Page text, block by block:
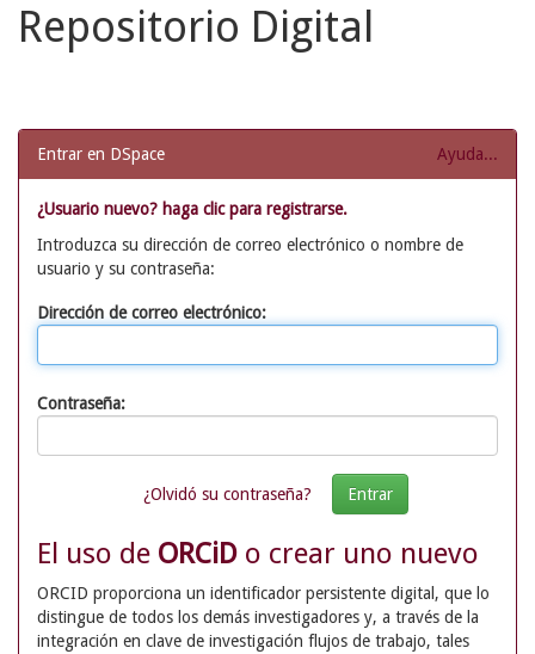
Repositorio Digital
Entrar en DSpace Ayuda...
¿Usuario nuevo? haga clic para registrarse.
Introduzca su dirección de correo electrónico o nombre de
usuario y su contraseña:
Dirección de correo electrónico:
Contraseña:
¿Olvidó su contraseña?
El uso de ORCiD o crear uno nuevo
ORCID proporciona un identificador persistente digital, que lo
distingue de todos los demás investigadores y, a través de la
integración en clave de investigación flujos de trabajo, tales